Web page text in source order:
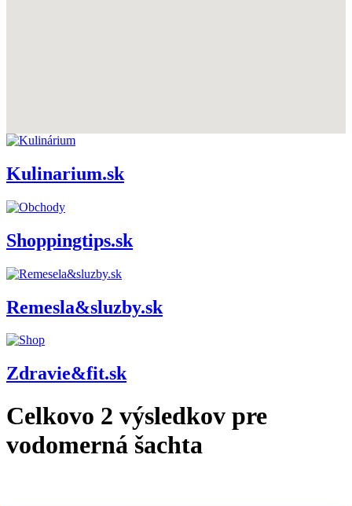
Kulinarium.sk
Shoppingtips.sk
Remesla&sluzby.sk
Zdravie&fit.sk
Celkovo 2 výsledkov pre
vodomerná šachta